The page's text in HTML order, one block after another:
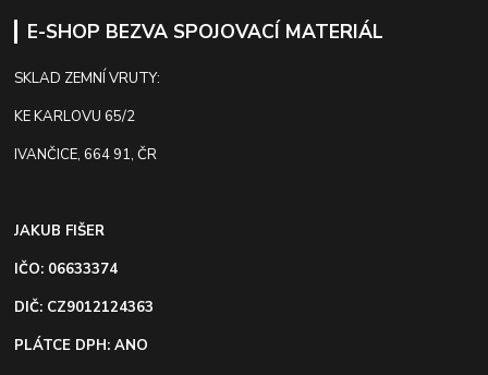
E-SHOP BEZVA SPOJOVACÍ MATERIÁL
SKLAD ZEMNÍ VRUTY:
KE KARLOVU 65/2
IVANČICE, 664 91, ČR
JAKUB FIŠER
IČO: 06633374
DIČ: CZ9012124363
PLÁTCE DPH: ANO